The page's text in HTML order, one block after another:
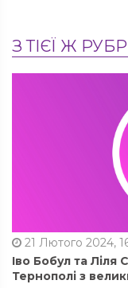
З ТІЄЇ Ж
21 Лютого 2024,
Іво Бобул та Ліля
Тернополі з